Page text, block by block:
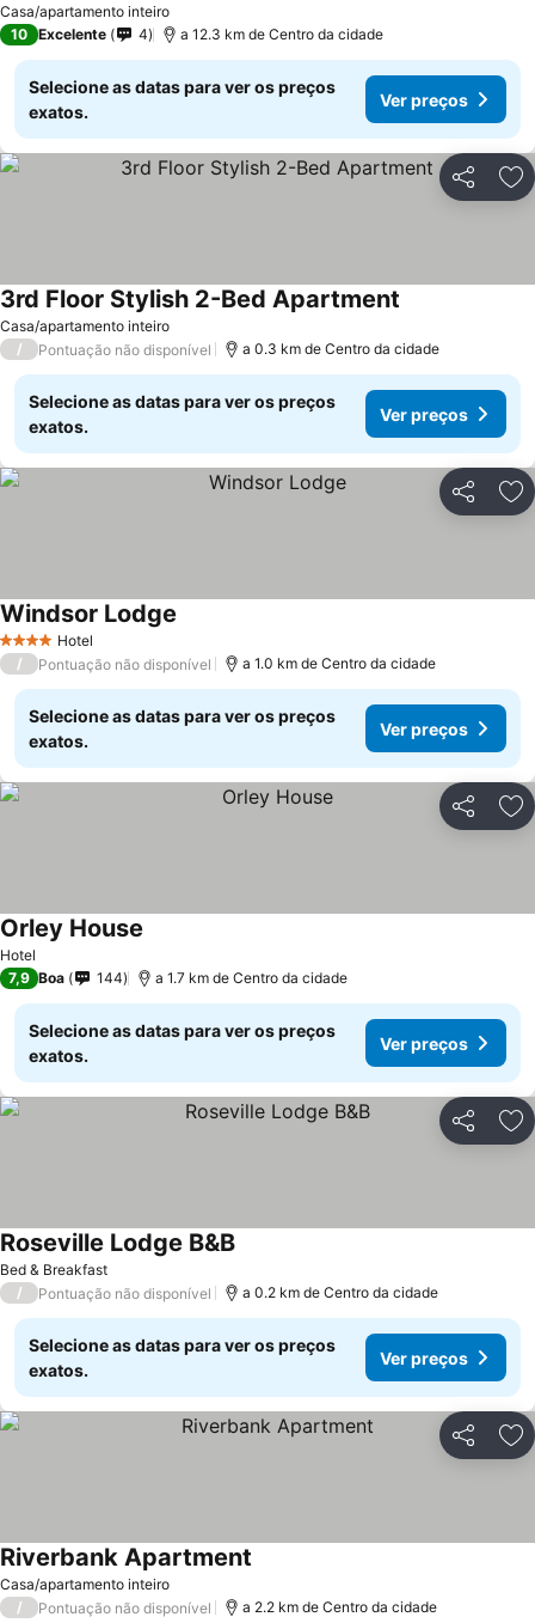
Casa/apartamento inteiro
10 Excelente 4 a 12.3 km de Centro da cidade
Selecione as datas para ver os preços
exatos.
Ver preços
Partilhar
Casa/apartamento inteiro
3rd Floor Stylish 2-Bed Apartment
/ Pontuação não disponível a 0.3 km de Centro da cidade
Selecione as datas para ver os preços
exatos.
Ver preços
Partilhar
4 EstrelasHotel
Windsor Lodge
/ Pontuação não disponível a 1.0 km de Centro da cidade
Selecione as datas para ver os preços
exatos.
Ver preços
Partilhar
Hotel
Orley House
7,9 Boa 144 a 1.7 km de Centro da cidade
Selecione as datas para ver os preços
exatos.
Ver preços
Partilhar
Bed & Breakfast
Roseville Lodge B&B
/ Pontuação não disponível a 0.2 km de Centro da cidade
Selecione as datas para ver os preços
exatos.
Ver preços
Partilhar
Casa/apartamento inteiro
Riverbank Apartment
/ Pontuação não disponível a 2.2 km de Centro da cidade